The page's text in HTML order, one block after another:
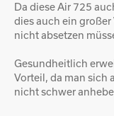
Da diese Air 725
dies auch ein
nicht absetzen
Gesundheitlich
Vorteil, da man sich
nicht schwer